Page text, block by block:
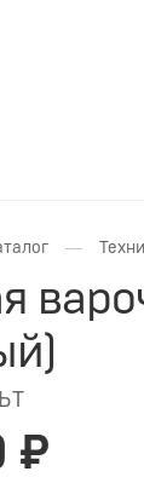
—
₽